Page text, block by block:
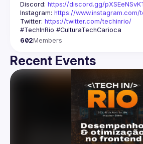
Discord: https://discord.gg/
Instagram: https://www.instagram.com/
Twitter: https://twitter.com/techinrio/
602Members
Recent Events